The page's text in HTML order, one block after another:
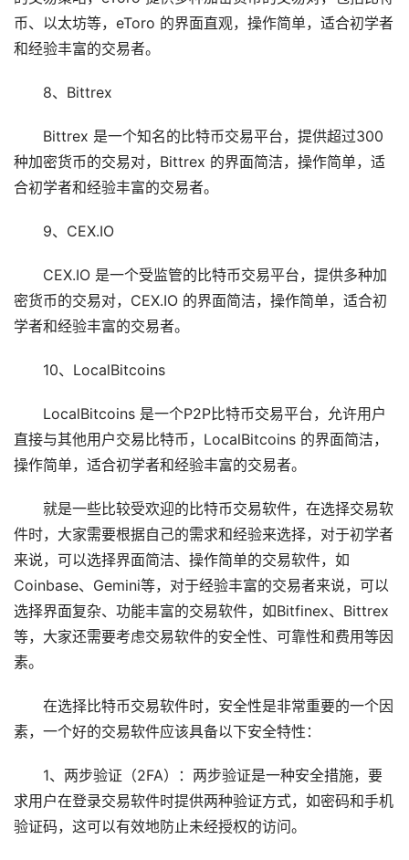
币、以太坊等，eToro 的界面直观，操作简单，适合初学者
和经验丰富的交易者。
8、Bittrex
Bittrex 是一个知名的比特币交易平台，提供超过300
种加密货币的交易对，Bittrex 的界面简洁，操作简单，适
合初学者和经验丰富的交易者。
9、CEX.IO
CEX.IO 是一个受监管的比特币交易平台，提供多种加
密货币的交易对，CEX.IO 的界面简洁，操作简单，适合初
学者和经验丰富的交易者。
10、LocalBitcoins
LocalBitcoins 是一个P2P比特币交易平台，允许用户
直接与其他用户交易比特币，LocalBitcoins 的界面简洁，
操作简单，适合初学者和经验丰富的交易者。
就是一些比较受欢迎的比特币交易软件，在选择交易软
件时，大家需要根据自己的需求和经验来选择，对于初学者
来说，可以选择界面简洁、操作简单的交易软件，如
Coinbase、Gemini等，对于经验丰富的交易者来说，可以
选择界面复杂、功能丰富的交易软件，如Bitfinex、Bittrex
等，大家还需要考虑交易软件的安全性、可靠性和费用等因
素。
在选择比特币交易软件时，安全性是非常重要的一个因
素，一个好的交易软件应该具备以下安全特性：
1、两步验证（2FA）：两步验证是一种安全措施，要
求用户在登录交易软件时提供两种验证方式，如密码和手机
验证码，这可以有效地防止未经授权的访问。